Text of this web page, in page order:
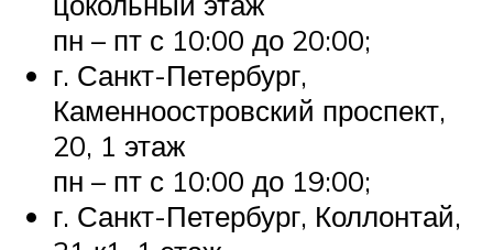
пн – пт с 10:00 до 20:00;
г. Санкт-Петербург,
Каменноостровский проспект,
20, 1 этаж
пн – пт с 10:00 до 19:00;
г. Санкт-Петербург, Коллонтай,